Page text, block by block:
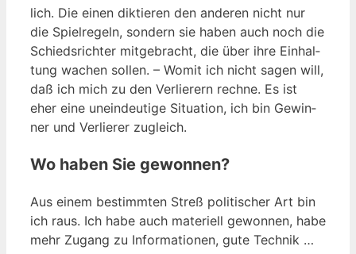
lich. Die einen dik­tie­ren den ande­ren nicht nur
die Spiel­re­geln, son­dern sie haben auch noch die
Schieds­rich­ter mit­ge­bracht, die über ihre Ein­hal­
tung wachen sol­len. – Womit ich nicht sagen will,
daß ich mich zu den Ver­lie­rern rech­ne. Es ist
eher eine unein­deu­ti­ge Situa­ti­on, ich bin Gewin­
ner und Ver­lie­rer zugleich.
Wo haben Sie gewonnen?
Aus einem bestimm­ten Streß poli­ti­scher Art bin
ich raus. Ich habe auch mate­ri­ell gewon­nen, habe
mehr Zugang zu Infor­ma­tio­nen, gute Tech­nik …